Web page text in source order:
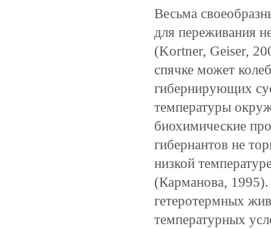
Весьма
для переживания
(Kortner, Geiser,
спячке может
гибернирующих
температуры
биохимические
гибернантов не
низкой
(Карманова,
гетеротермных
температурных